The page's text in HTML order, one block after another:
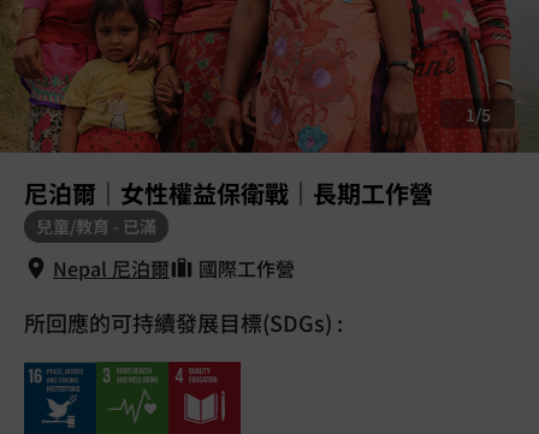
尼泊爾｜女性權益保衛戰｜長期工作營
兒童/教育 - 已滿
Nepal 尼泊爾 國際工作營
1/5
所回應的可持續發展目標(SDGs) :
Nepal 尼泊爾